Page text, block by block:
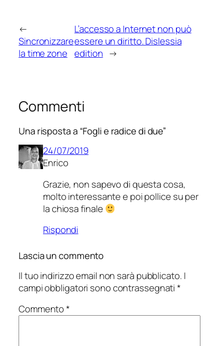
←
Sincronizzare
la time zone
L’accesso a Internet non può
essere un diritto. Dislessia
edition →
Commenti
Una risposta a “Fogli e radice di due”
24/07/2019
Enrico
Grazie, non sapevo di questa cosa,
molto interessante e poi pollice su per
la chiosa finale
Rispondi
Lascia un commento
Il tuo indirizzo email non sarà pubblicato. I
campi obbligatori sono contrassegnati*
Commento*